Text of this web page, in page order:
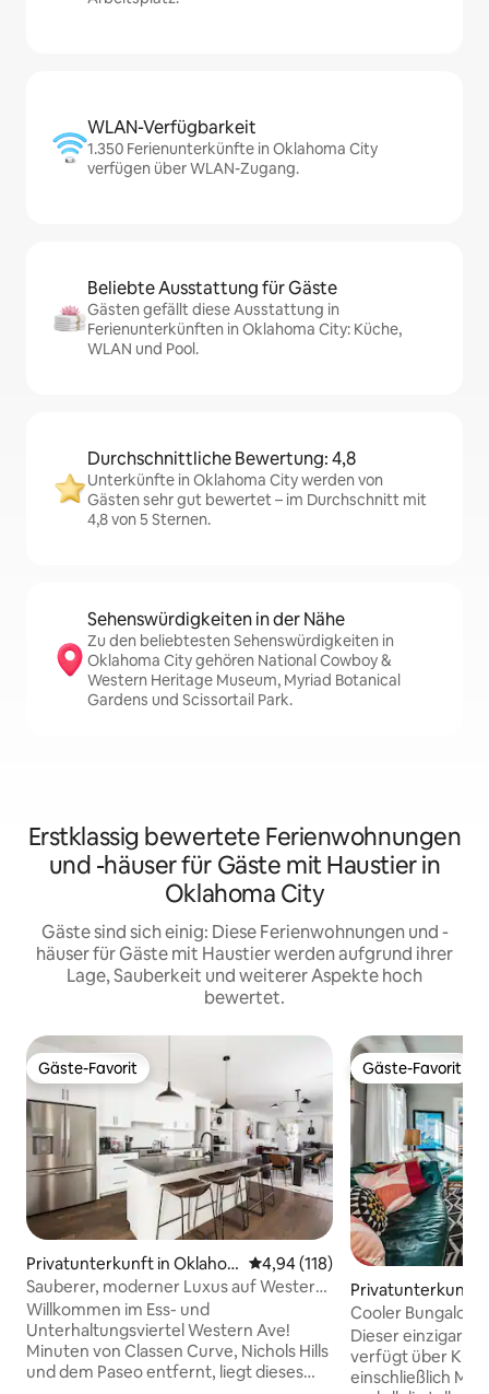
WLAN-Verfügbarkeit
1.350 Ferienunterkünfte in Oklahoma City
verfügen über WLAN-Zugang.
Beliebte Ausstattung für Gäste
Gästen gefällt diese Ausstattung in
Ferienunterkünften in Oklahoma City: Küche,
WLAN und Pool.
Durchschnittliche Bewertung: 4,8
Unterkünfte in Oklahoma City werden von
Gästen sehr gut bewertet – im Durchschnitt mit
4,8 von 5 Sternen.
Sehenswürdigkeiten in der Nähe
Zu den beliebtesten Sehenswürdigkeiten in
Oklahoma City gehören National Cowboy &
Western Heritage Museum, Myriad Botanical
Gardens und Scissortail Park.
Erstklassig bewertete Ferienwohnungen
und -häuser für Gäste mit Haustier in
Oklahoma City
Gäste sind sich einig: Diese Ferienwohnungen und -
häuser für Gäste mit Haustier werden aufgrund ihrer
Lage, Sauberkeit und weiterer Aspekte hoch
bewertet.
Gäste-Favorit
Gäste-Favorit
Privatunterkunft in Oklaho
ma City
Durchschnittliche Bewertung:
4,94 (118)
Sauberer, moderner Luxus auf Western
- Neubau in OKC!
Willkommen im Ess- und
Unterhaltungsviertel Western Ave!
Minuten von Classen Curve, Nichols Hills
und dem Paseo entfernt, liegt dieses
Gäste-Favorit
Gäste-Favorit
Privatunterkunft
ma City
Cooler Bungalow
Paseo und
Dieser
verfügt über
einschließlich